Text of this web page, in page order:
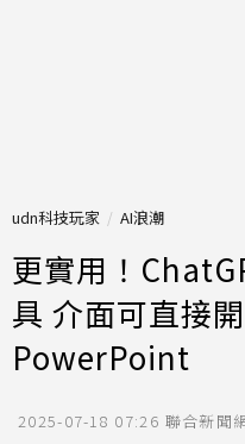
udn科技玩家 AI浪潮
更實用！
具 介面可直接
PowerPoint
2025-07-18 07:26 聯合新聞